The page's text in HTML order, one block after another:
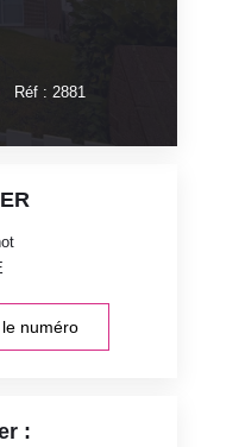
Réf : 2881
le numéro
: